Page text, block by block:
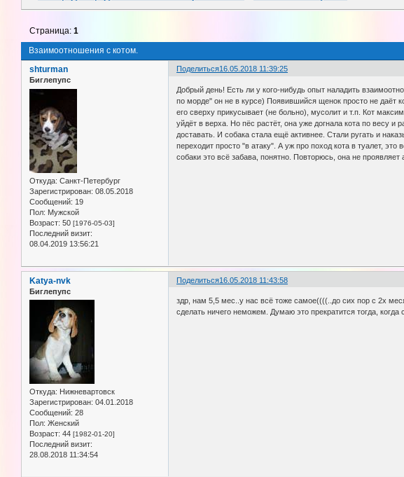
Взаимоотношения с котом.
Страница:1
Поделиться16.05.2018 11:39:25
shturman
Биглепупс
Откуда: Санкт-Петербург
Зарегистрирован: 08.05.2018
Сообщений: 19
Пол: Мужской
Возраст: 50 [1976-05-03]
Последний визит:
08.04.2019 13:56:21
Добрый день! Есть ли у кого-нибудь опыт наладить
по морде" он не в курсе) Появившийся щенок просто не даёт
его сверху прикусывает (не больно), мусолит и т.п. Кот
уйдёт в верха. Но пёс растёт, она уже догнала кота по весу
доставать. И собака стала ещё активнее. Стали ругать и
переходит просто "в атаку". А уж про поход кота в туалет,
собаки это всё забава, понятно. Повторюсь, она не
Поделиться16.05.2018 11:43:58
Katya-nvk
Биглепупс
Откуда: Нижневартовск
Зарегистрирован: 04.01.2018
Сообщений: 28
Пол: Женский
Возраст: 44 [1982-01-20]
Последний визит:
28.08.2018 11:34:54
здр, нам 5,5 мес..у нас всё тоже самое((((..до сих пор с 2х
сделать ничего неможем. Думаю это прекратится тогда,